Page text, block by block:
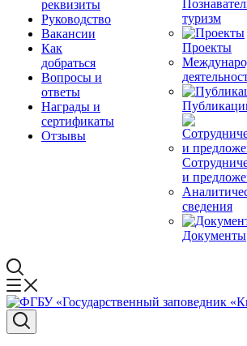
реквизиты
Руководство
Вакансии
Как
добраться
Вопросы и
ответы
Награды и
сертификаты
Отзывы
туризм
Проекты
и
сведения
Документы